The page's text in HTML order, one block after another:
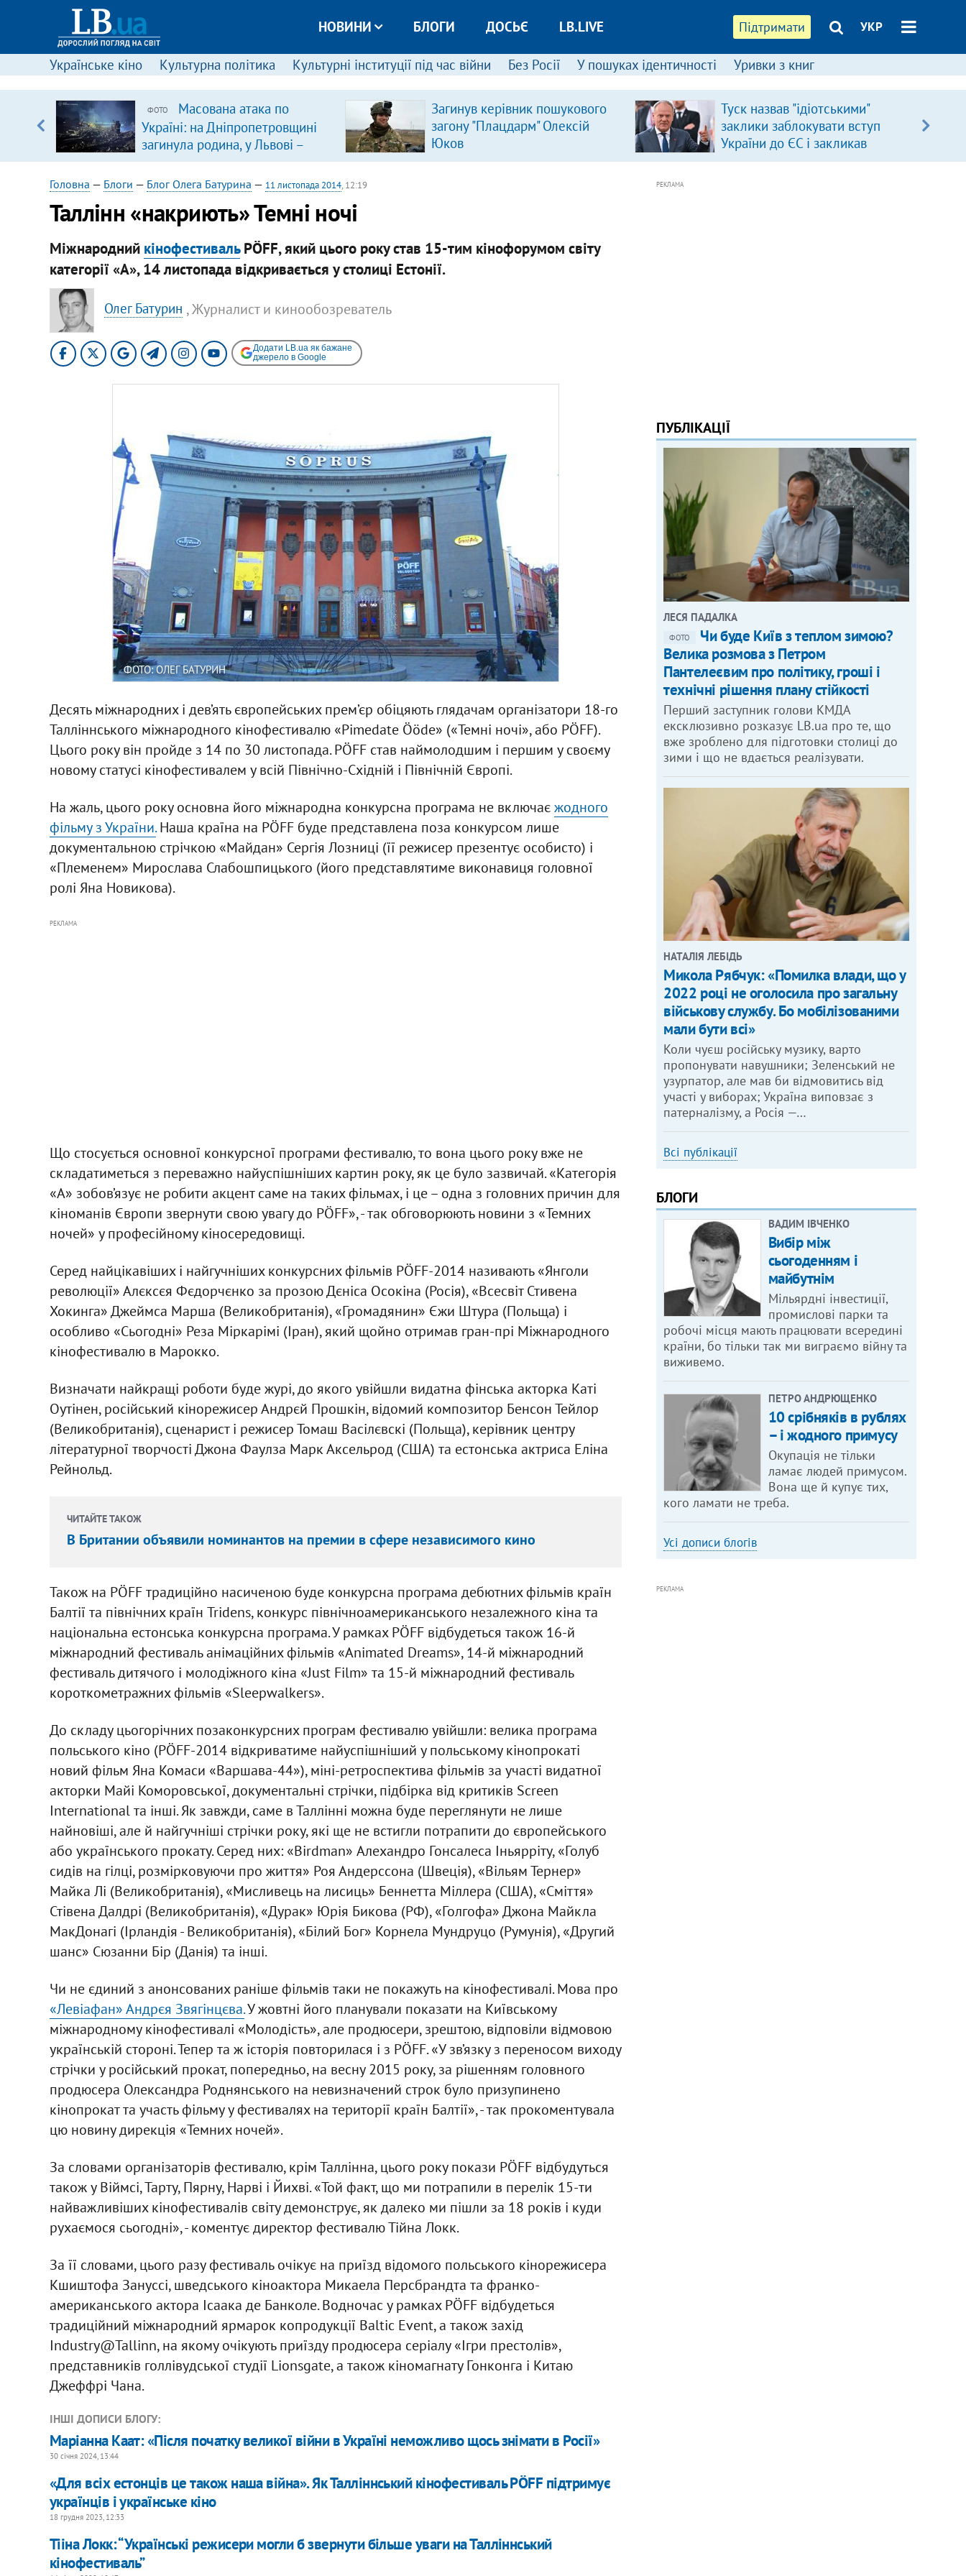
Підтримати УКР
НОВИНИ БЛОГИ ДОСЬЄ LB.LIVE
Українське кіно Культурна політика Культурні інституції під час війни Без Росії У пошуках ідентичності Уривки з книг
ФОТО
Масована атака по
Україні: на Дніпропетровщині
загинула родина, у Львові –
удар по багатоповерхівках
(доповнюється)
Загинув керівник пошукового
загону "Плацдарм" Олексій
Юков
Туск назвав "ідіотськими"
заклики заблокувати вступ
України до ЄС і закликав
припинити антиукраїнську
Головна — Блоги — Блог Олега Батурина — 11 листопада 2014, 12:19
Таллінн «накриють» Темні ночі
Міжнародний кінофестивальPÖFF, який цього року став 15-тим кінофорумом світу
категорії «А», 14 листопада відкривається у столиці Естонії.
Олег Батурин , Журналист и кинообозреватель
Додати LB.ua як бажане
джерело в Google
ФОТО: ОЛЕГ БАТУРИН
Десять міжнародних і дев’ять європейських прем’єр обіцяють глядачам організатори 18-го
Талліннського міжнародного кінофестивалю «Pimedate Ööde» («Темні ночі», або PÖFF).
Цього року він пройде з 14 по 30 листопада. PÖFF став наймолодшим і першим у своєму
новому статусі кінофестивалем у всій Північно-Східній і Північній Європі.
На жаль, цього року основна його міжнародна конкурсна програма не включаєжодного
фільму з України.Наша країна на PÖFF буде представлена поза конкурсом лише
документальною стрічкою «Майдан» Сергія Лозниці (її режисер презентує особисто) і
«Племенем» Мирослава Слабошпицького (його представлятиме виконавиця головної
ролі Яна Новикова).
РЕКЛАМА
Що стосується основної конкурсної програми фестивалю, то вона цього року вже не
складатиметься з переважно найуспішніших картин року, як це було зазвичай. «Категорія
«А» зобов’язує не робити акцент саме на таких фільмах, і це – одна з головних причин для
кіноманів Європи звернути свою увагу до PÖFF», - так обговорюють новини з «Темних
ночей» у професійному кіносередовищі.
Серед найцікавіших і найгучніших конкурсних фільмів PÖFF-2014 називають «Янголи
революції» Алєксєя Фєдорчєнко за прозою Дєніса Осокіна (Росія), «Всесвіт Стивена
Хокинга» Джеймса Марша (Великобританія), «Громадянин» Єжи Штура (Польща) і
особливо «Сьогодні» Реза Міркарімі (Іран), який щойно отримав гран-прі Міжнародного
кінофестивалю в Марокко.
Визначати найкращі роботи буде журі, до якого увійшли видатна фінська акторка Каті
Оутінен, російський кінорежисер Андрєй Прошкін, відомий композитор Бенсон Тейлор
(Великобританія), сценарист і режисер Томаш Васілєвскі (Польща), керівник центру
літературної творчості Джона Фаулза Марк Аксельрод (США) та естонська актриса Еліна
Рейнольд.
ЧИТАЙТЕ ТАКОЖ
В Британии объявили номинантов на премии в сфере независимого кино
Також на PÖFF традиційно насиченою буде конкурсна програма дебютних фільмів країн
Балтії та північних країн Tridens, конкурс північноамериканського незалежного кіна та
національна естонська конкурсна програма. У рамках PÖFF відбудеться також 16-й
міжнародний фестиваль анімаційних фільмів «Animated Dreams», 14-й міжнародний
фестиваль дитячого і молодіжного кіна «Just Film» та 15-й міжнародний фестиваль
короткометражних фільмів «Sleepwalkers».
До складу цьогорічних позаконкурсних програм фестивалю увійшли: велика програма
польського кіно (PÖFF-2014 відкриватиме найуспішніший у польському кінопрокаті
новий фільм Яна Комаси «Варшава-44»), міні-ретроспектива фільмів за участі видатної
акторки Майі Коморовської, документальні стрічки, підбірка від критиків Screen
International та інші. Як завжди, саме в Таллінні можна буде переглянути не лише
найновіші, але й найгучніші стрічки року, які ще не встигли потрапити до європейського
або українського прокату. Серед них: «Birdman» Алехандро Гонсалеса Іньярріту, «Голуб
сидів на гілці, розмірковуючи про життя» Роя Андерссона (Швеція), «Вільям Тернер»
Майка Лі (Великобританія), «Мисливець на лисиць» Беннетта Міллера (США), «Сміття»
Стівена Далдрі (Великобританія), «Дурак» Юрія Бикова (РФ), «Голгофа» Джона Майкла
МакДонагі (Ірландія - Великобританія), «Білий Бог» Корнела Мундруцо (Румунія), «Другий
шанс» Сюзанни Бір (Данія) та інші.
Чи не єдиний з анонсованих раніше фільмів таки не покажуть на кінофестивалі. Мова про
«Левіафан» Андрєя Звягінцєва.У жовтні його планували показати на Київському
міжнародному кінофестивалі «Молодість», але продюсери, зрештою, відповіли відмовою
українській стороні. Тепер та ж історія повторилася і з PÖFF. «У зв’язку з переносом виходу
стрічки у російський прокат, попередньо, на весну 2015 року, за рішенням головного
продюсера Олександра Роднянського на невизначений строк було призупинено
кінопрокат та участь фільму у фестивалях на території країн Балтії», - так прокоментувала
цю новину дирекція «Темних ночей».
За словами організаторів фестивалю, крім Таллінна, цього року покази PÖFF відбудуться
також у Віймсі, Тарту, Пярну, Нарві і Йихві. «Той факт, що ми потрапили в перелік 15-ти
найважливіших кінофестивалів світу демонструє, як далеко ми пішли за 18 років і куди
рухаємося сьогодні», - коментує директор фестивалю Тійна Локк.
За її словами, цього разу фестиваль очікує на приїзд відомого польського кінорежисера
Кшиштофа Зануссі, шведського кіноактора Микаела Персбрандта та франко-
американського актора Ісаака де Банколе. Водночас у рамках PÖFF відбудеться
традиційний міжнародний ярмарок копродукції Baltic Event, а також захід
Industry@Tallinn, на якому очікують приїзду продюсера серіалу «Ігри престолів»,
представників голлівудської студії Lionsgate, а також кіномагнату Гонконга і Китаю
Джеффрі Чана.
ІНШІ ДОПИСИ БЛОГУ:
Маріанна Каат: «Після початку великої війни в Україні неможливо щось знімати в Росії»
30 січня 2024, 13:44
«Для всіх естонців це також наша війна». Як Талліннський кінофестиваль PÖFF підтримує
українців і українське кіно
18 грудня 2023, 12:33
Тііна Локк: “Українські режисери могли б звернути більше уваги на Талліннський
кінофестиваль”
РЕКЛАМА
ПУБЛІКАЦІЇ
ЛЕСЯ ПАДАЛКА
ФОТО
Чи буде Київ з теплом зимою?
Велика розмова з Петром
Пантелеєвим про політику, гроші і
технічні рішення плану стійкості
Перший заступник голови КМДА
ексклюзивно розказує LB.ua про те, що
вже зроблено для підготовки столиці до
зими і що не вдається реалізувати.
НАТАЛІЯ ЛЕБІДЬ
Микола Рябчук: «Помилка влади, що у
2022 році не оголосила про загальну
військову службу. Бо мобілізованими
мали бути всі»
Коли чуєш російську музику, варто
пропонувати навушники; Зеленський не
узурпатор, але мав би відмовитись від
участі у виборах; Україна виповзає з
патерналізму, а Росія —…
Всі публікації
БЛОГИ
ВАДИМ ІВЧЕНКО
Вибір між
сьогоденням і
майбутнім
Мільярдні інвестиції,
промислові парки та
робочі місця мають працювати всередині
країни, бо тільки так ми виграємо війну та
виживемо.
ПЕТРО АНДРЮЩЕНКО
10 срібняків в рублях
– і жодного примусу
Окупація не тільки
ламає людей примусом.
Вона ще й купує тих,
кого ламати не треба.
Усі дописи блогів
РЕКЛАМА